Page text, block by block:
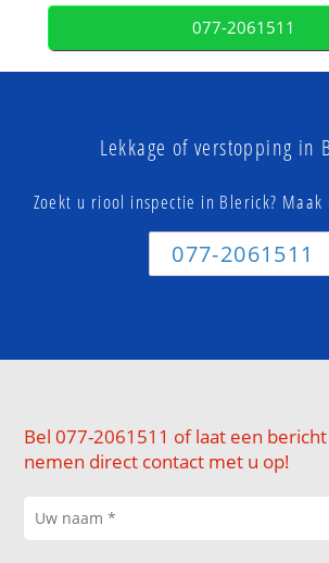
077-2061511
Lekkage of verstopping in
Zoekt u riool inspectie in Blerick?
077-2061511
Bel 077-2061511 of laat een
nemen direct contact met u op!